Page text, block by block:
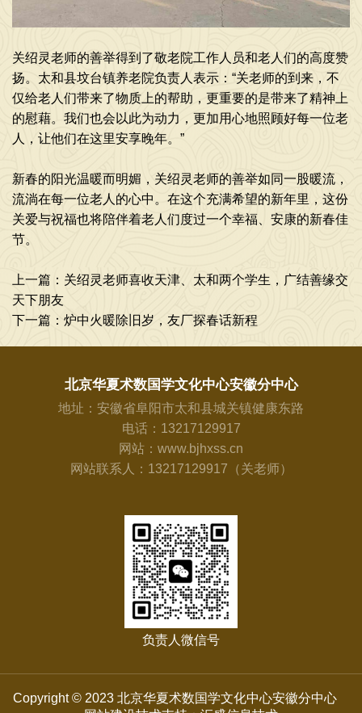
关绍灵老师的善举得到了敬老院工作人员和老人们的高度赞
扬。太和县坟台镇养老院负责人表示：“关老师的到来，不
仅给老人们带来了物质上的帮助，更重要的是带来了精神上
的慰藉。我们也会以此为动力，更加用心地照顾好每一位老
人，让他们在这里安享晚年。”
新春的阳光温暖而明媚，关绍灵老师的善举如同一股暖流，
流淌在每一位老人的心中。在这个充满希望的新年里，这份
关爱与祝福也将陪伴着老人们度过一个幸福、安康的新春佳
节。
上一篇： 关绍灵老师喜收天津、太和两个学生，广结善缘交
天下朋友
下一篇： 炉中火暖除旧岁，友厂探春话新程
北京华夏术数国学文化中心安徽分中心
地址：安徽省阜阳市太和县城关镇健康东路
电话：13217129917
网站：www.bjhxss.cn
网站联系人：13217129917（关老师）
负责人微信号
Copyright © 2023 北京华夏术数国学文化中心安徽分中心